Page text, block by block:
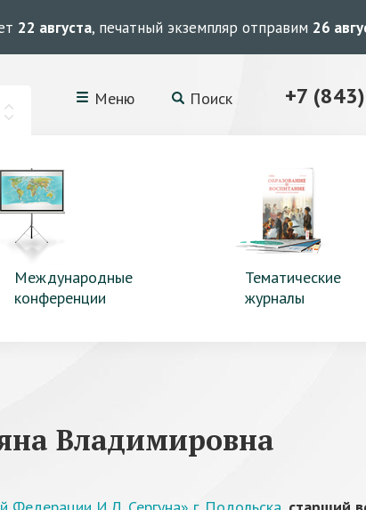
22 августа, печатный экземпляр отправим 26
Меню Поиск +7
Международные
конференции
Тематические
журналы
Владимировна